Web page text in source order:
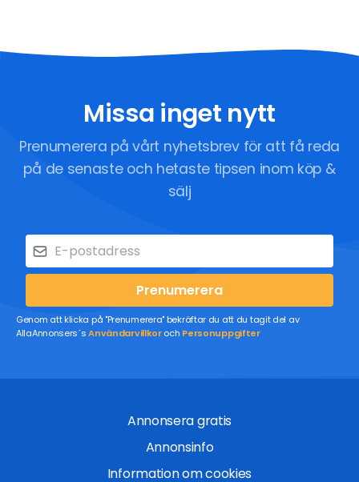
Missa inget nytt
Prenumerera på vårt nyhetsbrev för att få reda
på de senaste och hetaste tipsen inom köp &
sälj
Prenumerera
Genom att klicka på "Prenumerera" bekräftar du att du tagit del av
AllaAnnonsers´sAnvändarvillkoroch Personuppgifter
Annonsera gratis
Annonsinfo
Information om cookies